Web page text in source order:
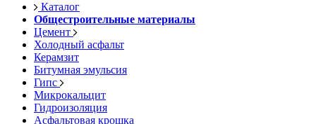
Каталог
Общестроительные материалы
Цемент
Холодный асфальт
Керамзит
Битумная эмульсия
Гипс
Микрокальцит
Гидроизоляция
Асфальтовая крошка